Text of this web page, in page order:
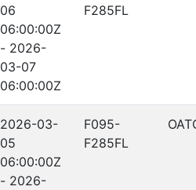
06
06:00:00Z
- 2026-
03-07
06:00:00Z
F285FL
2026-03-
05
06:00:00Z
- 2026-
F095-
F285FL